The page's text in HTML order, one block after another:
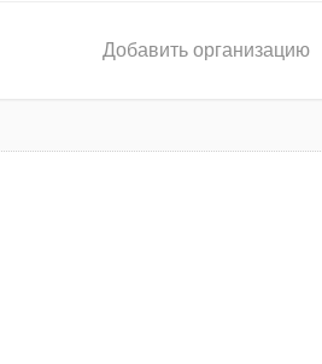
Добавить организацию